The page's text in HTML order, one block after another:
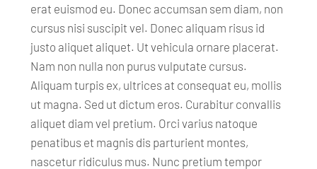
erat euismod eu. Donec accumsan sem diam, non
cursus nisi suscipit vel. Donec aliquam risus id
justo aliquet aliquet. Ut vehicula ornare placerat.
Nam non nulla non purus vulputate cursus.
Aliquam turpis ex, ultrices at consequat eu, mollis
ut magna. Sed ut dictum eros. Curabitur convallis
aliquet diam vel pretium. Orci varius natoque
penatibus et magnis dis parturient montes,
nascetur ridiculus mus. Nunc pretium tempor